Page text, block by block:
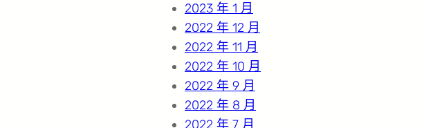
2023 年 1 月
2022 年 12 月
2022 年 11 月
2022 年 10 月
2022 年 9 月
2022 年 8 月
2022 年 7 月